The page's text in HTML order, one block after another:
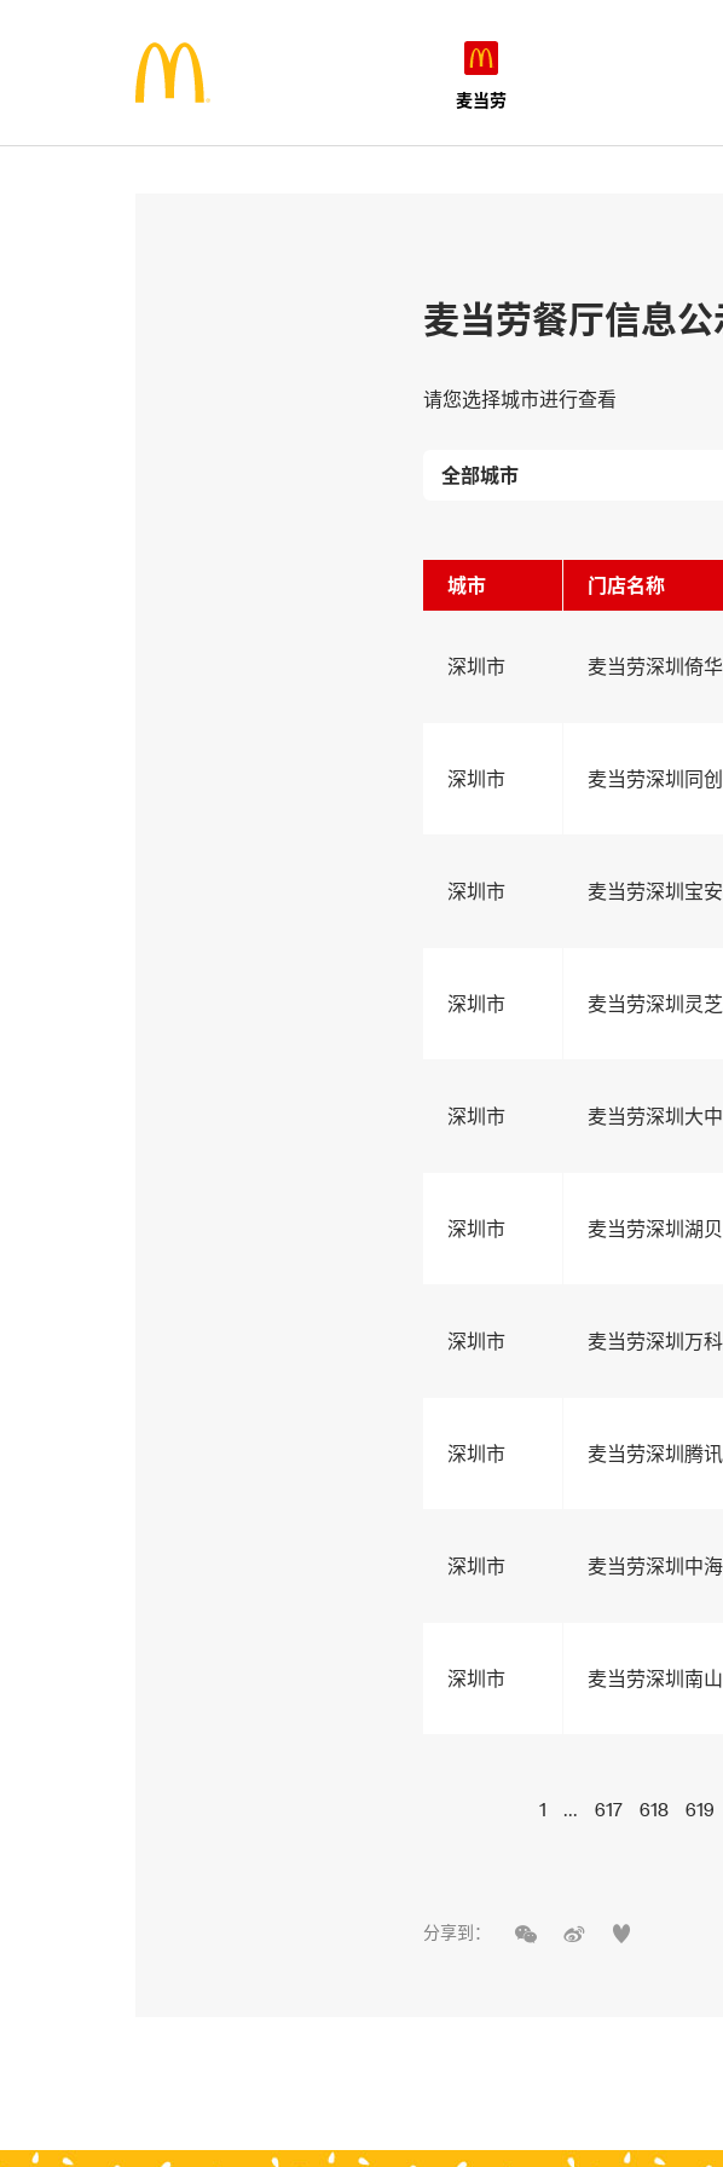
麦当劳
麦当劳餐厅信息公
请您选择城市进行查看
城市 门店名称
深圳市 麦当劳深圳倚
深圳市 麦当劳深圳同
深圳市 麦当劳深圳宝
深圳市 麦当劳深圳灵
深圳市 麦当劳深圳大
深圳市 麦当劳深圳湖
深圳市 麦当劳深圳万
深圳市 麦当劳深圳腾
深圳市 麦当劳深圳中
深圳市 麦当劳深圳南
1 ... 617 618 619
分享到：   